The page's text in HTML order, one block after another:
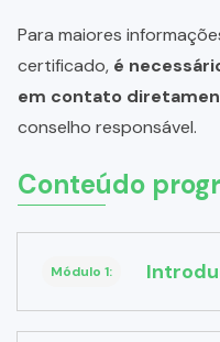
Para maiores
certificado, é
em contato
conselho responsável.
Conteúdo
Módulo 1: